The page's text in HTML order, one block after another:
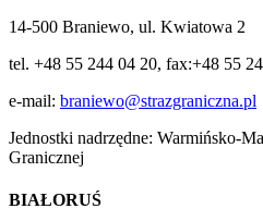
14-500 Braniewo, ul. Kwiatowa 2
tel. +48 55 244 04 20, fax:+48 55
e-mail: braniewo@strazgraniczna.pl
Jednostki nadrzędne: Warmińsko-
Granicznej
BIAŁORUŚ